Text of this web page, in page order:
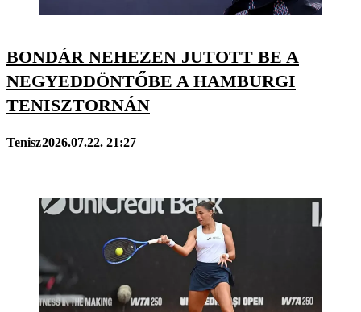
BONDÁR NEHEZEN JUTOTT BE A
NEGYEDDÖNTŐBE A HAMBURGI
TENISZTORNÁN
Tenisz2026.07.22. 21:27